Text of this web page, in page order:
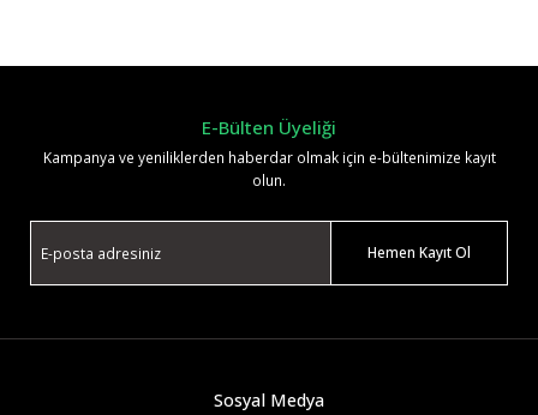
E-Bülten Üyeliği
Kampanya ve yeniliklerden haberdar olmak için e-bültenimize kayıt
olun.
Hemen Kayıt Ol
Sosyal Medya